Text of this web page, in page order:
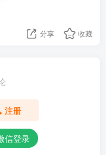
分享 收藏
注册
信登录